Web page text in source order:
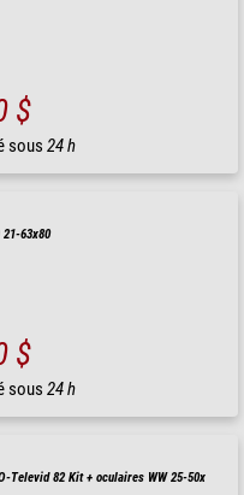
$
sous24 h
21-63x80
$
sous24 h
Televid 82 Kit + oculaires WW 25-50x